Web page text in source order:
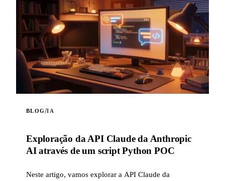
BLOG/IA
Exploração da API Claude da Anthropic
AI através de um script Python POC
Neste artigo, vamos explorar a API Claude da